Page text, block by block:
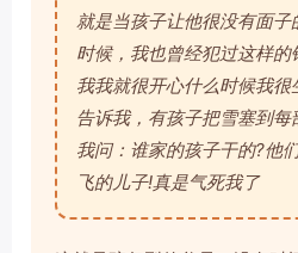
就是当孩子让他很没有面
时候，我也曾经犯过这样
我我就很开心什么时候我很
告诉我，有孩子把雪塞到每
我问：谁家的孩子干的?他
飞的儿子!真是气死我了